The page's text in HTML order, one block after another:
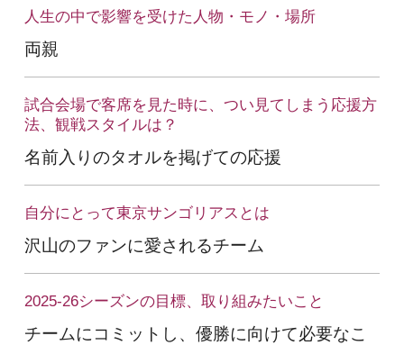
人生の中で影響を受けた人物・モノ・場所
両親
試合会場で客席を見た時に、つい見てしまう応援方
法、 観戦スタイルは？
名前入りのタオルを掲げての応援
自分にとって東京サンゴリアスとは
沢山のファンに愛されるチーム
2025-26シーズンの目標、取り組みたいこと
チームにコミットし、優勝に向けて必要なこ